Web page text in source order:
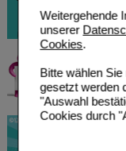
Weitergehende
unserer
Cookies.
Bitte wählen
gesetzt werden
"Auswahl
Cookies durch